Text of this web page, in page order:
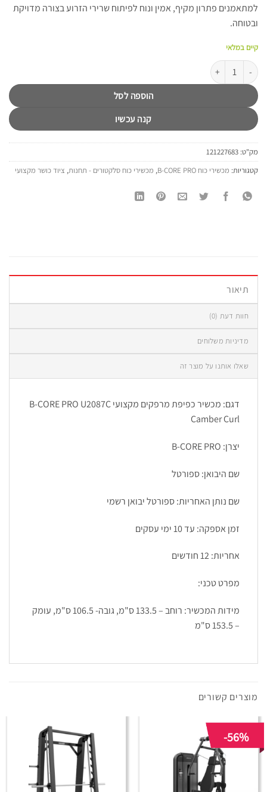
למתאמנים פתרון מקיף, אמין ונוח לפיתוח שרירי הזרוע בצורה מדויקת
ובטוחה.
קיים במלאי
כמות של מכשיר כפיפת מרפקים מקצועי B-CORE PRO U2087C Camber Curl
הוספה לסל
קנה עכשיו
מק"ט: 121227683
קטגוריות: מכשירי כוח B-CORE PRO , מכשירי כוח סלקטורים - תחנות, ציוד כושר מקצועי
תיאור
חוות דעת (0)
מדיניות משלוחים
שאלו אותנו על מוצר זה
דגם: מכשיר כפיפת מרפקים מקצועי B-CORE PRO U2087C
Camber Curl
יצרן: B-CORE PRO
שם היבואן: ספורטל
שם נותן האחריות: ספורטל יבואן רשמי
זמן אספקה: עד 10 ימי עסקים
אחריות: 12 חודשים
מפרט טכני:
מידות המכשיר: רוחב – 133.5 ס"מ, גובה- 106.5 ס"מ, עומק
– 153.5 ס"מ
מוצרים קשורים
-56%